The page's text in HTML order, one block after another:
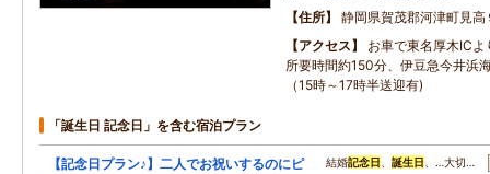
住所
静岡県賀茂郡河津町見高
アクセス
お車で東名厚木IC
所要時間約150分、伊豆急今井浜
（15時～17時半送迎有)
「誕生日 記念日」を含む宿泊プラン
【記念日プラン♪】二人でお祝いするのにピ
結婚記念日 誕生日 、…大切…